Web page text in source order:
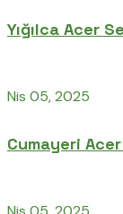
Yığılca Acer
Nis 05, 2025
Cumayeri